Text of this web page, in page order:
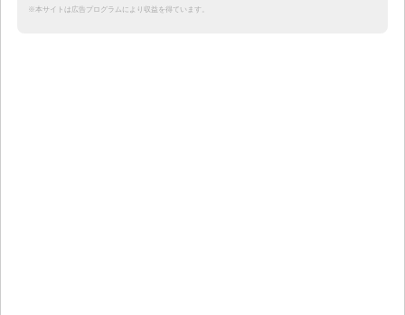
※本サイトは広告プログラムにより収益を得ています。